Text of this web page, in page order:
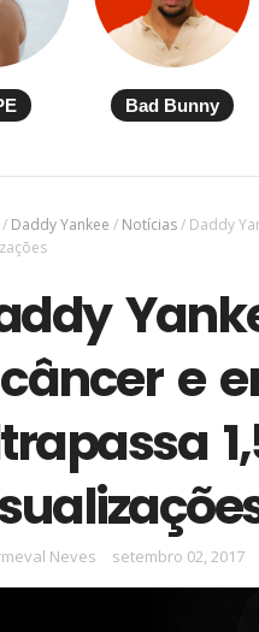
Bad Bunny
/ Daddy Yankee / Notícias/ Daddy
e
Neves setembro 02, 2017